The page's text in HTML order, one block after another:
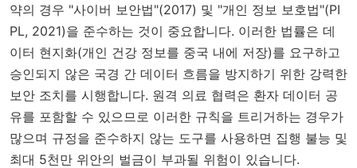
약의 경우 "사이버 보안법"(2017) 및 "개인 정보 보호법"(PI
PL, 2021)을 준수하는 것이 중요합니다. 이러한 법률은 데
이터 현지화(개인 건강 정보를 중국 내에 저장)를 요구하고
승인되지 않은 국경 간 데이터 흐름을 방지하기 위한 강력한
보안 조치를 시행합니다. 원격 의료 협력은 환자 데이터 공
유를 포함할 수 있으므로 이러한 규칙을 트리거하는 경우가
많으며 규정을 준수하지 않는 도구를 사용하면 집행 불능 및
최대 5천만 위안의 벌금이 부과될 위험이 있습니다.